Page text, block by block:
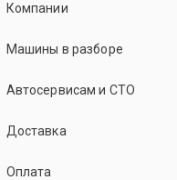
Компании
Машины в разборе
Автосервисам и СТО
Доставка
Оплата